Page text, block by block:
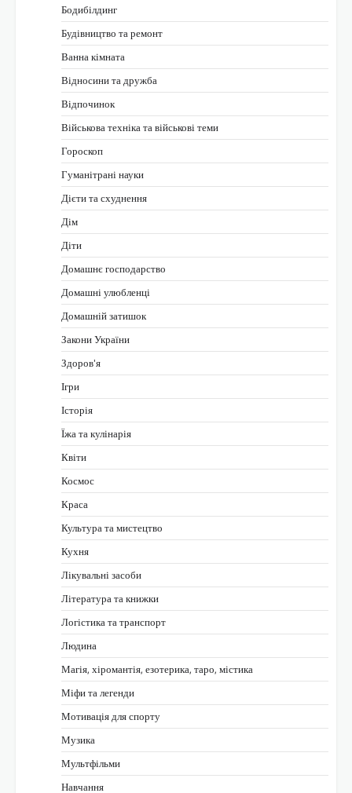
Бодибілдинг
Будівництво та ремонт
Ванна кімната
Відносини та дружба
Відпочинок
Військова техніка та військові теми
Гороскоп
Гуманітрані науки
Дієти та схуднення
Дім
Діти
Домашнє господарство
Домашні улюбленці
Домашній затишок
Закони України
Здоров'я
Ігри
Історія
Їжа та кулінарія
Квіти
Космос
Краса
Культура та мистецтво
Кухня
Лікувальні засоби
Література та книжки
Логістика та транспорт
Людина
Магія, хіромантія, езотерика, таро, містика
Міфи та легенди
Мотивація для спорту
Музика
Мультфільми
Навчання